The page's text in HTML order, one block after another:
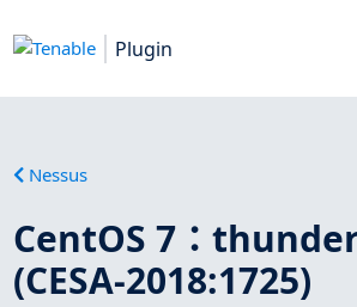
Plugin
Nessus
CentOS 7：
(CESA-2018:1725)